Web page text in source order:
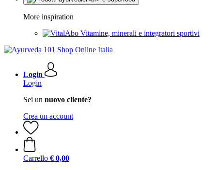
More inspiration
Vitamine, minerali e integratori sportivi
Login
Login
Sei un nuovo cliente?
Crea un account
Carrello € 0,00